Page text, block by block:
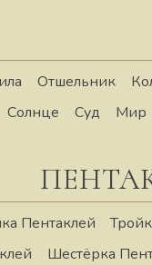
Отшельник
Солнце Суд Мир
Пентаклей
Шестёрка